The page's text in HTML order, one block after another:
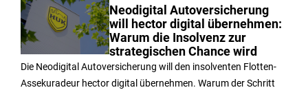
Neodigital Autoversicherung
will hector digital übernehmen:
Warum die Insolvenz zur
strategischen Chance wird
Die Neodigital Autoversicherung will den insolventen Flotten-
Assekuradeur hector digital übernehmen. Warum der Schritt